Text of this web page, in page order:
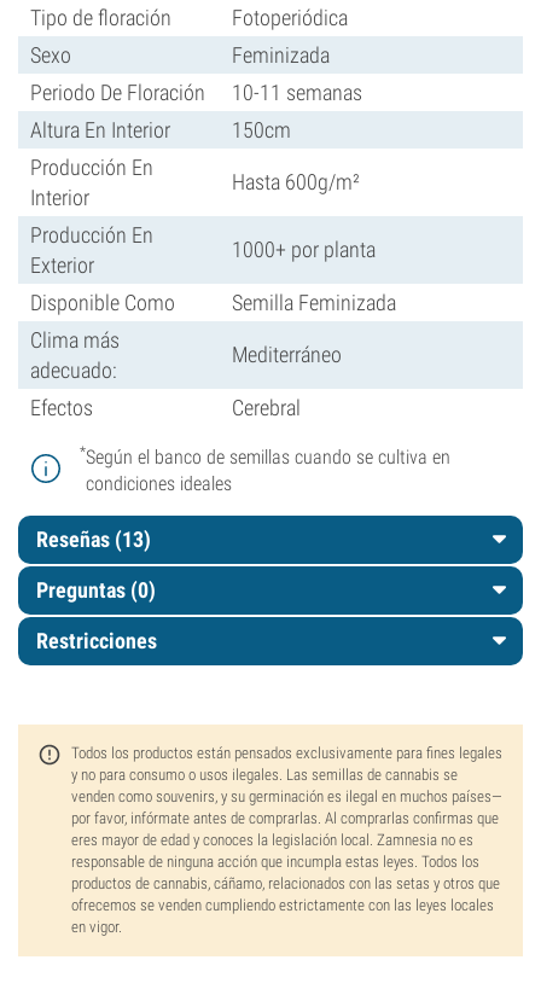
Tipo de floración
Fotoperiódica
Sexo
Feminizada
Periodo De Floración
10-11 semanas
Altura En Interior
150cm
Producción En
Interior
Hasta 600g/m²
Producción En
Exterior
1000+ por planta
Disponible Como
Semilla Feminizada
Clima más
adecuado:
Mediterráneo
Efectos Cerebral
*Según el banco de semillas cuando se cultiva en
condiciones ideales
Reseñas (13)
Preguntas (0)
Restricciones
Todos los productos están pensados exclusivamente para fines legales
y no para consumo o usos ilegales. Las semillas de cannabis se
venden como souvenirs, y su germinación es ilegal en muchos países—
por favor, infórmate antes de comprarlas. Al comprarlas confirmas que
eres mayor de edad y conoces la legislación local. Zamnesia no es
responsable de ninguna acción que incumpla estas leyes. Todos los
productos de cannabis, cáñamo, relacionados con las setas y otros que
ofrecemos se venden cumpliendo estrictamente con las leyes locales
en vigor.